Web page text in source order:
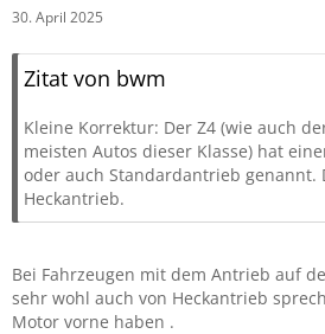
30. April 2025
Zitat von bwm
Kleine Korrektur: Der Z4 (wie auch
meisten Autos dieser Klasse) hat
oder auch Standardantrieb genannt.
Heckantrieb.
Bei Fahrzeugen mit dem Antrieb auf
sehr wohl auch von Heckantrieb
Motor vorne haben .